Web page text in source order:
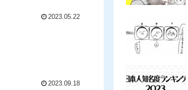
2023.05.22
2023.09.18